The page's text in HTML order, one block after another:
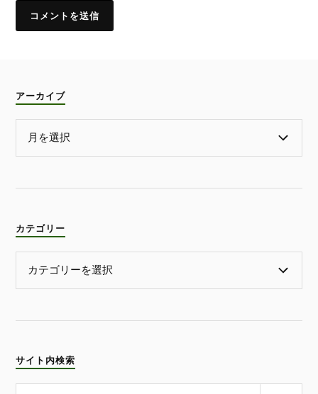
アーカイブ
カテゴリー
サイト内検索